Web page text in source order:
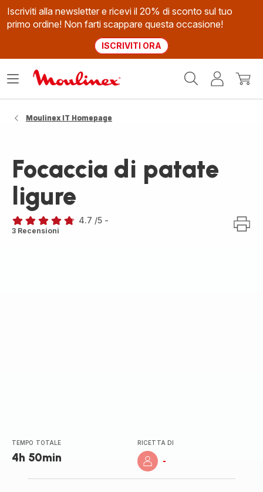
Iscriviti alla newsletter e ricevi il 20% di sconto sul tuo
primo ordine! Non farti scappare questa occasione!
ISCRIVITI ORA
Il
Apri
Moulinex IT Homepage
Focaccia di patate
ligure
ratings.4.7
4.7 /5 -
3 Recensioni
TEMPO TOTALE
4h 50min
RICETTA DI
-